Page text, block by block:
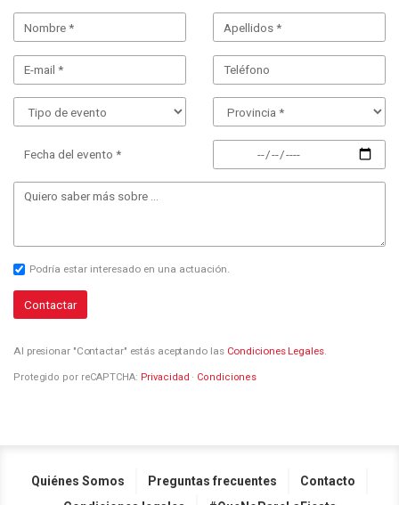
Fecha del evento *
Podría estar interesado en una actuación.
Contactar
Al presionar "Contactar" estás aceptando las Condiciones Legales.
Protegido por reCAPTCHA: Privacidad · Condiciones
Quiénes Somos Preguntas frecuentes
Contacto